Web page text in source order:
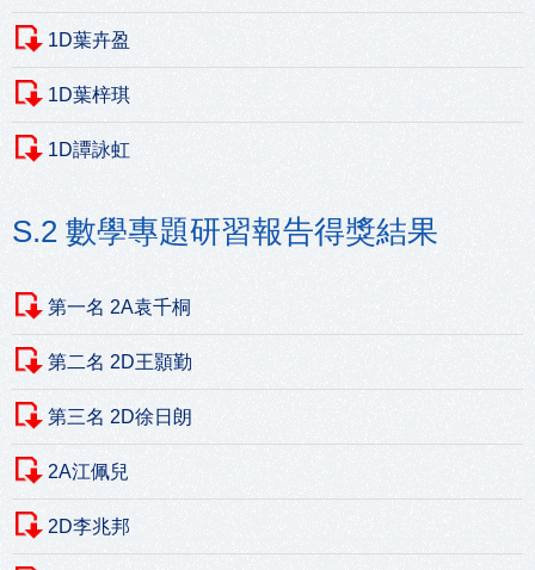
1D葉卉盈
1D葉梓琪
1D譚詠虹
S.2 數學專題研習報告得獎結果
第一名 2A袁千桐
第二名 2D王顥勤
第三名 2D徐日朗
2A江佩兒
2D李兆邦